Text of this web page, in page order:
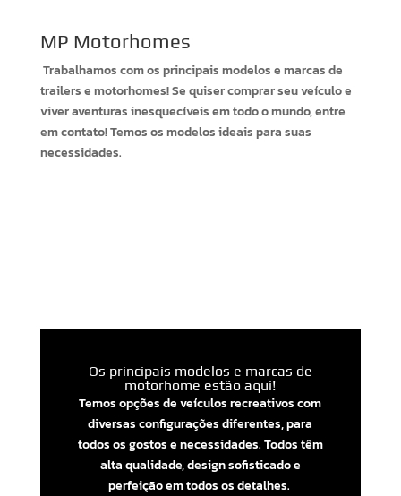
MP Motorhomes
Trabalhamos com os principais modelos e marcas de
trailers e motorhomes! Se quiser comprar seu veículo e
viver aventuras inesquecíveis em todo o mundo, entre
em contato! Temos os modelos ideais para suas
necessidades.
Os principais modelos e marcas de
motorhome estão aqui!
Temos opções de veículos recreativos com
diversas configurações diferentes, para
todos os gostos e necessidades. Todos têm
alta qualidade, design sofisticado e
perfeição em todos os detalhes.